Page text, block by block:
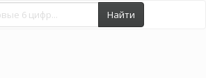
Найти